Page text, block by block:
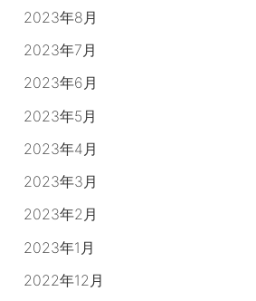
2023年8月
2023年7月
2023年6月
2023年5月
2023年4月
2023年3月
2023年2月
2023年1月
2022年12月